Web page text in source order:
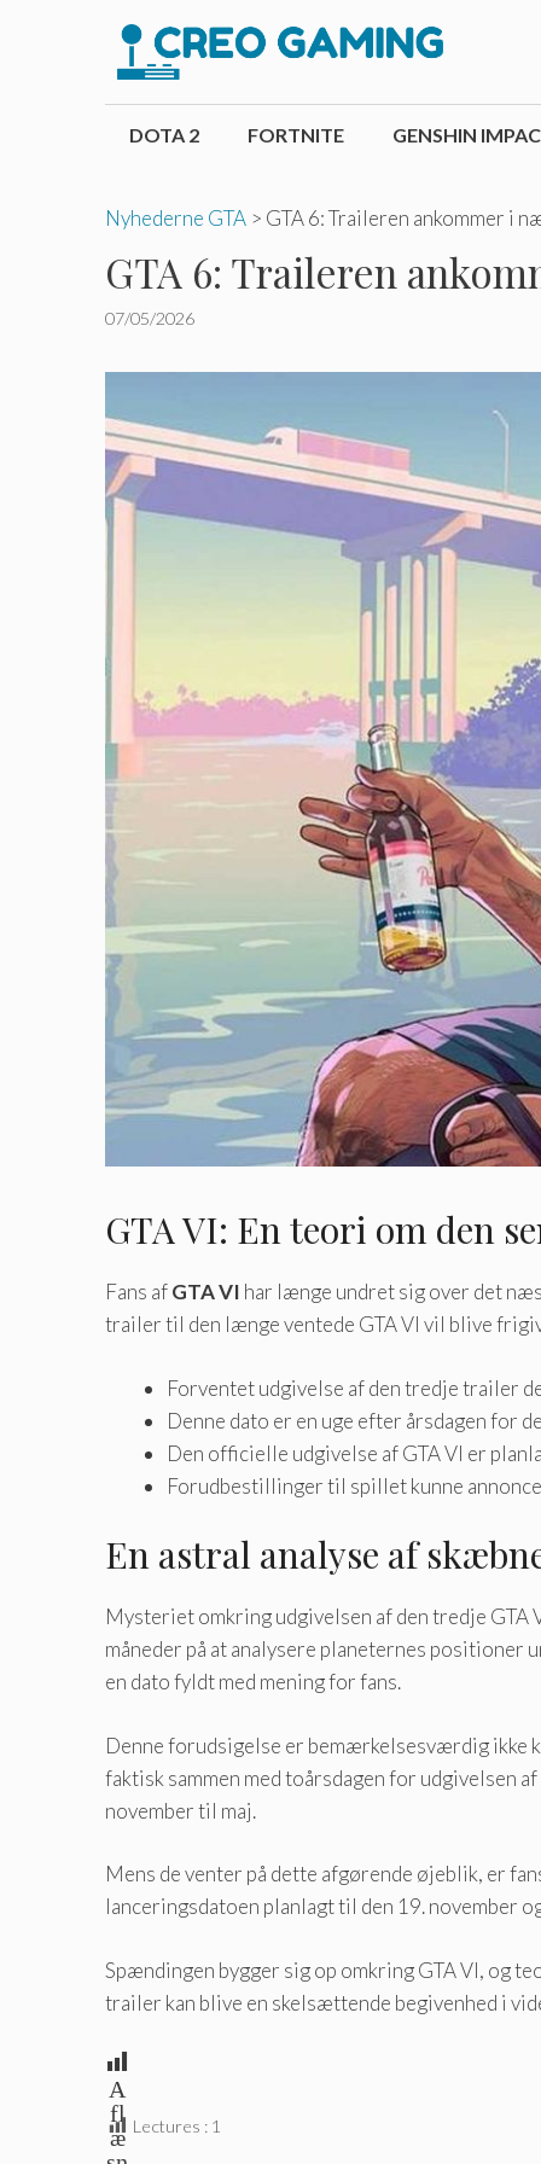
DOTA 2 FORTNITE GENSHIN
Nyhederne GTA > GTA 6: Traileren ankommer i
GTA 6: Traileren
07/05/2026
GTA VI: En teori om den
Fans afGTA VI har længe undret sig over det
trailer til den længe ventede GTA VI vil blive
Forventet udgivelse af den tredje trailer
Denne dato er en uge efter årsdagen for
Den officielle udgivelse af GTA VI er
Forudbestillinger til spillet kunne
En astral analyse af
Mysteriet omkring udgivelsen af ​​den tredje
måneder på at analysere planeternes positioner
en dato fyldt med mening for fans.
Denne forudsigelse er bemærkelsesværdig ikke
faktisk sammen med toårsdagen for udgivelsen
november til maj.
Mens de venter på dette afgørende øjeblik, er
lanceringsdatoen planlagt til den 19. november
Spændingen bygger sig op omkring GTA VI, og
trailer kan blive en skelsættende begivenhed i
A
fl
æ
sn
Lectures : 1